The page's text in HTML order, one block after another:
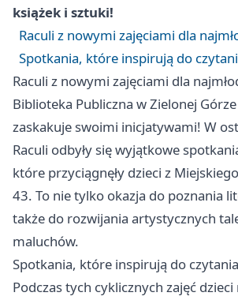
książek i sztuki!
Raculi z nowymi zajęciami dla
Spotkania, które inspirują do
Raculi z nowymi zajęciami dla
Biblioteka Publiczna w Zielonej
zaskakuje swoimi inicjatywami! W
Raculi odbyły się wyjątkowe
które przyciągnęły dzieci z
43. To nie tylko okazja do poznania
także do rozwijania artystycznych
maluchów.
Spotkania, które inspirują do
Podczas tych cyklicznych zajęć dzieci